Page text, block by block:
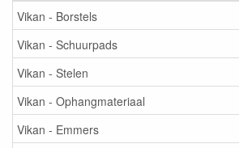
Vikan - Borstels
Vikan - Schuurpads
Vikan - Stelen
Vikan - Ophangmateriaal
Vikan - Emmers